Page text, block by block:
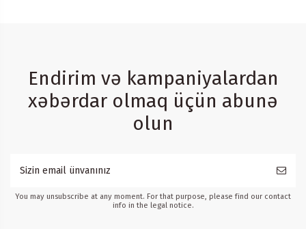
Endirim və kampaniyalardan
xəbərdar olmaq üçün abunə
olun
You may unsubscribe at any moment. For that purpose, please find our contact
info in the legal notice.